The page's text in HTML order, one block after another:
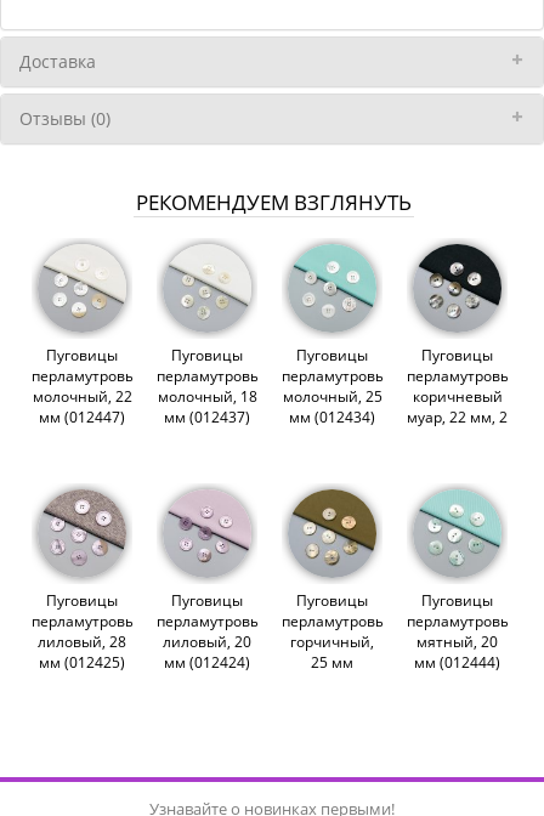
Доставка
Отзывы (0)
РЕКОМЕНДУЕМ ВЗГЛЯНУТЬ
Пуговицы
перламутровые,
молочный, 22
мм (012447)
Пуговицы
перламутровые,
молочный, 18
мм (012437)
Пуговицы
перламутровые,
молочный, 25
мм (012434)
Пуговицы
перламутровые,
коричневый
муар, 22 мм, 2
Пуговицы
перламутровые,
лиловый, 28
мм (012425)
Пуговицы
перламутровые,
лиловый, 20
мм (012424)
Пуговицы
перламутровые,
горчичный,
25 мм
Пуговицы
перламутровые,
мятный, 20
мм (012444)
Узнавайте о новинках первыми!